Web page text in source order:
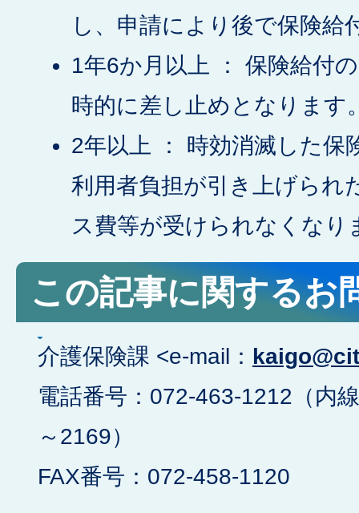
し、申請により後で保険給
1年6か月以上 ： 保険給付
時的に差し止めとなります
2年以上 ： 時効消滅した保
利用者負担が引き上げられ
ス費等が受けられなくなり
この記事に関するお
介護保険課 <e-mail：
電話番号：072-463-1212（内
～2169）
FAX番号：072-458-1120